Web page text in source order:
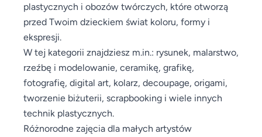
plastycznych i obozów twórczych, które otworzą
przed Twoim dzieckiem świat koloru, formy i
ekspresji.
W tej kategorii znajdziesz m.in.: rysunek, malarstwo,
rzeźbę i modelowanie, ceramikę, grafikę,
fotografię, digital art, kolarz, decoupage, origami,
tworzenie biżuterii, scrapbooking i wiele innych
technik plastycznych.
Różnorodne zajęcia dla małych artystów